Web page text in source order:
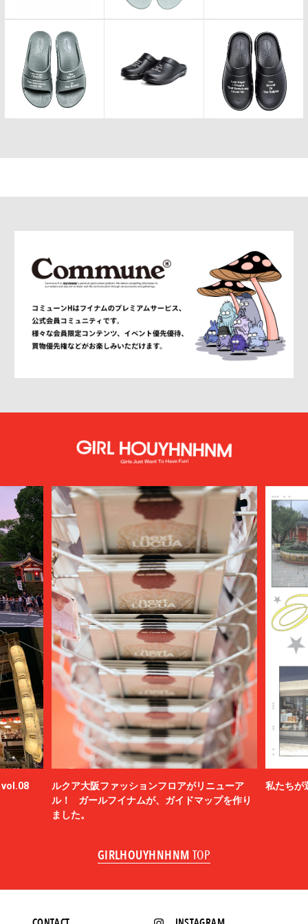
vol.08
ルクア大阪ファッションフロアがリニューア
ル！ ガールフイナムが、ガイドマップを作り
ました。
私たちが
GIRLHOUYHNHNM TOP